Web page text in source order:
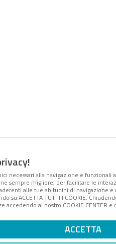
necessari alla navigazione e funzionali
sempre migliore, per facilitare le
alle tue abitudini di navigazione e
su ACCETTA TUTTI I COOKIE.
accedendo al nostro COOKIE
ACCETTA